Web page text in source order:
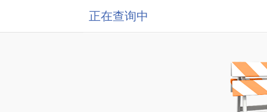
正在查询中